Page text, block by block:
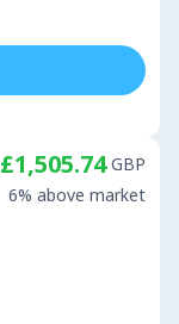
£1,505.74 GBP
6% above market